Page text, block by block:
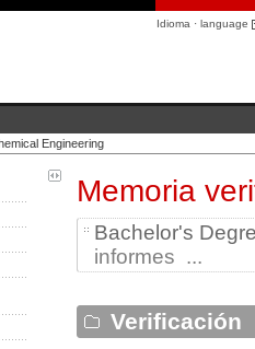
Idioma · language
Engineering
Memoria
Bachelor's
informes ...
Verificación